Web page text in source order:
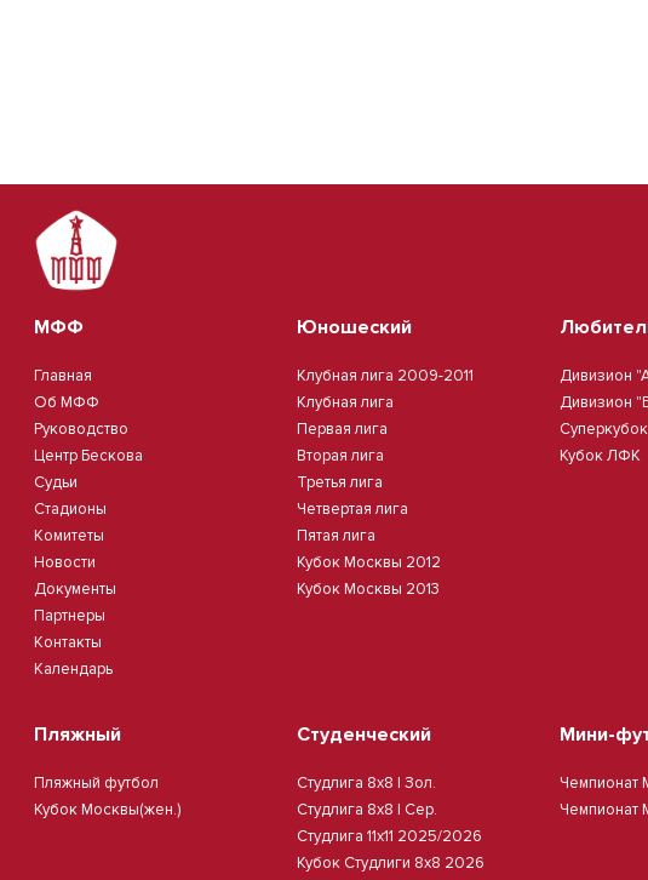
МФФ
Главная
Об МФФ
Руководство
Центр Бескова
Судьи
Стадионы
Комитеты
Новости
Документы
Партнеры
Контакты
Календарь
Юношеский
Клубная лига 2009-2011
Клубная лига
Первая лига
Вторая лига
Третья лига
Четвертая лига
Пятая лига
Кубок Москвы 2012
Кубок Москвы 2013
Дивизион
Дивизион
Кубок ЛФК
Пляжный
Пляжный футбол
Кубок Москвы(жен.)
Студенческий
Студлига 8х8 | Зол.
Студлига 8х8 | Сер.
Студлига 11х11 2025/2026
Кубок Студлиги 8х8 2026
Мини-
Чемпионат
Чемпионат